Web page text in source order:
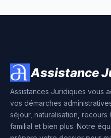
Assistances Juridiques vous
vos démarches
séjour, naturalisation, recours
familial et bien plus. Notre